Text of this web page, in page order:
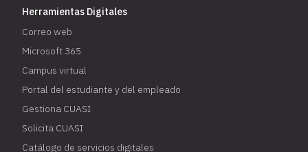
Herramientas Digitales
Correo web
Microsoft 365
Campus virtual
Portal del estudiante y del empleado
Gestiona CUASI
Solicita CUASI
Catálogo de servicios digitales